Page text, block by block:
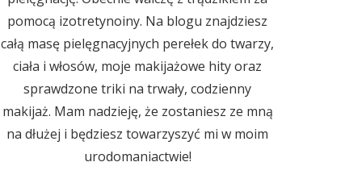
pomocą izotretynoiny. Na blogu znajdziesz
całą masę pielęgnacyjnych perełek do twarzy,
ciała i włosów, moje makijażowe hity oraz
sprawdzone triki na trwały, codzienny
makijaż. Mam nadzieję, że zostaniesz ze mną
na dłużej i będziesz towarzyszyć mi w moim
urodomaniactwie!